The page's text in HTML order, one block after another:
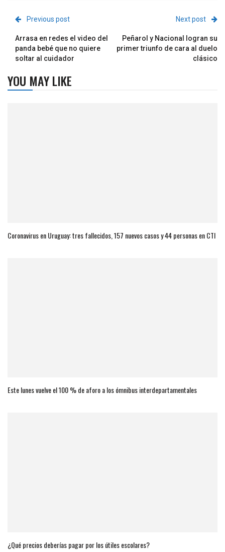
Previous post
Arrasa en redes el video del
panda bebé que no quiere
soltar al cuidador
Next post
Peñarol y Nacional logran su
primer triunfo de cara al duelo
clásico
YOU MAY LIKE
Coronavirus en Uruguay: tres fallecidos, 157 nuevos casos y 44 personas en CTI
Este lunes vuelve el 100 % de aforo a los ómnibus interdepartamentales
¿Qué precios deberías pagar por los útiles escolares?